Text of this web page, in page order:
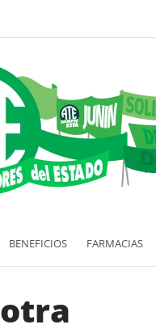
BENEFICIOS FARMACIAS